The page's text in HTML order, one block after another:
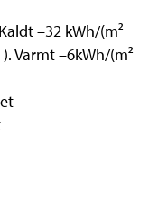
–32 kWh/(m²
Varmt –6kWh/(m²